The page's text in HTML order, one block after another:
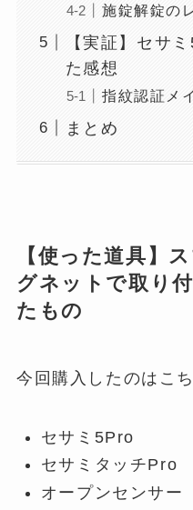
施錠解錠の
【実証】セサ
た感想
指紋認証メ
まとめ
【使った道具】
グネットで取り
たもの
今回購入したのはこち
セサミ5Pro
セサミタッチPro
オープンセンサー